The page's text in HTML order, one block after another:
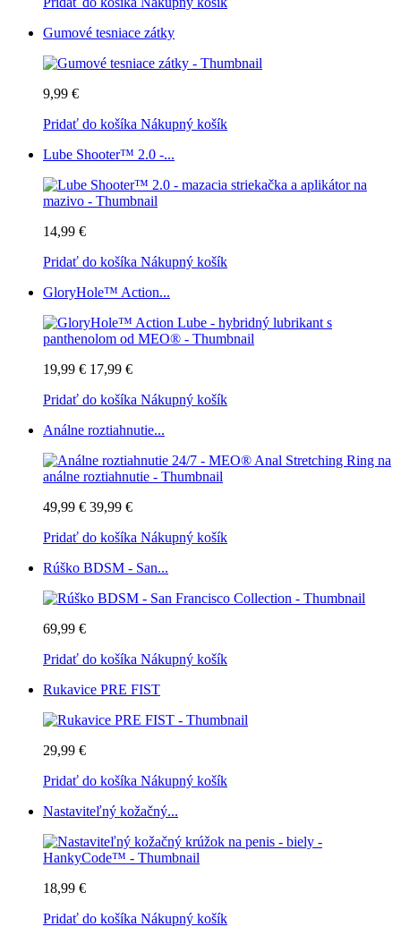
Gumové tesniace zátky
9,99 €
Pridať do košíka Nákupný košík
Lube Shooter™ 2.0 -...
14,99 €
Pridať do košíka Nákupný košík
GloryHole™ Action...
19,99 € 17,99 €
Pridať do košíka Nákupný košík
Análne roztiahnutie...
49,99 € 39,99 €
Pridať do košíka Nákupný košík
Rúško BDSM - San...
69,99 €
Pridať do košíka Nákupný košík
Rukavice PRE FIST
29,99 €
Pridať do košíka Nákupný košík
Nastaviteľný kožačný...
18,99 €
Pridať do košíka Nákupný košík